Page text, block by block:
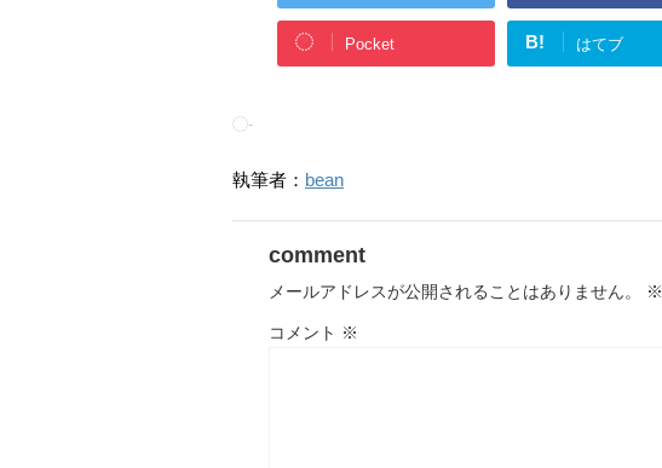
Pocket B! はてブ
-
執筆者： bean
comment
メールアドレスが公開されることはありません。 ※
コメント ※